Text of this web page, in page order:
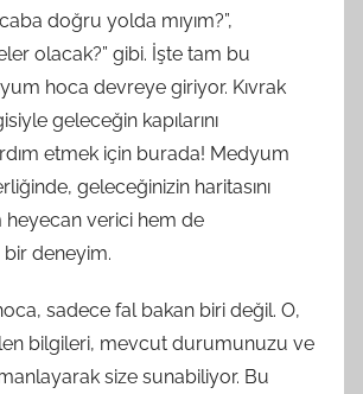
doğru yolda mıyım?”,
olacak?” gibi. İşte tam bu
hoca devreye giriyor. Kıvrak
geleceğin kapılarını
etmek için burada! Medyum
geleceğinizin haritasını
heyecan verici hem de
deneyim.
sadece fal bakan biri değil. O,
bilgileri, mevcut durumunuzu ve
size sunabiliyor. Bu